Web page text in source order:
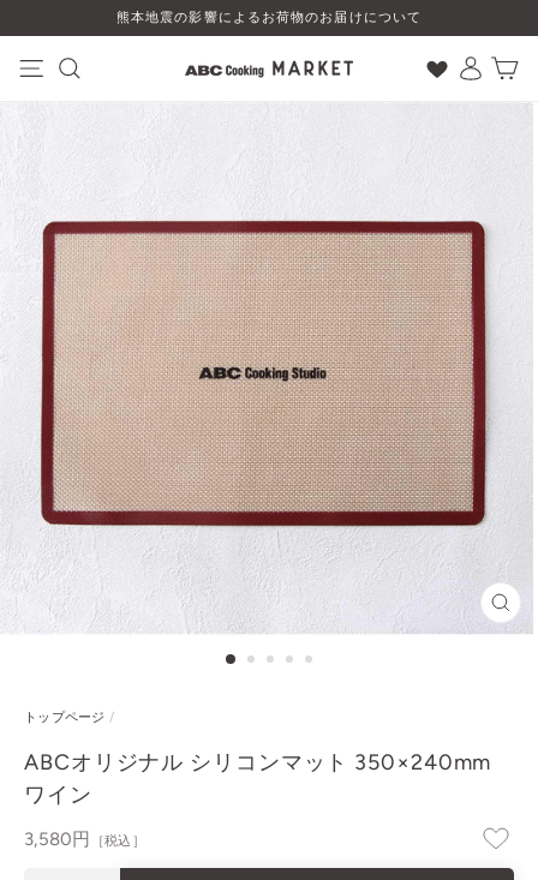
ン
キ
熊本地震の影響によるお荷物のお届けについて
閉
じ
トップページ /
ABCオリジナル シリコンマット 350×240mm
ワイン
通
3,580円 ［税込］